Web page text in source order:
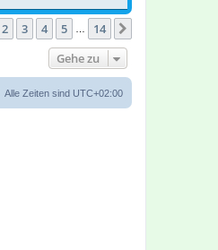
von14
2 3 4 5 14
Gehe zu
Alle Zeiten sind UTC+02:00